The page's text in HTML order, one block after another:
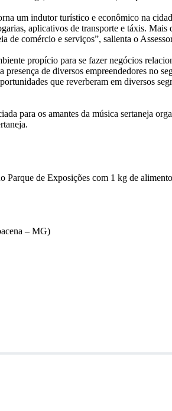
um indutor turístico e econômico na
aplicativos de transporte e táxis.
de comércio e serviços”, salienta o
propício para se fazer negócios
de diversos empreendedores no
que reverberam em diversos
para os amantes da música sertaneja
de Exposições com 1 kg de
– MG)